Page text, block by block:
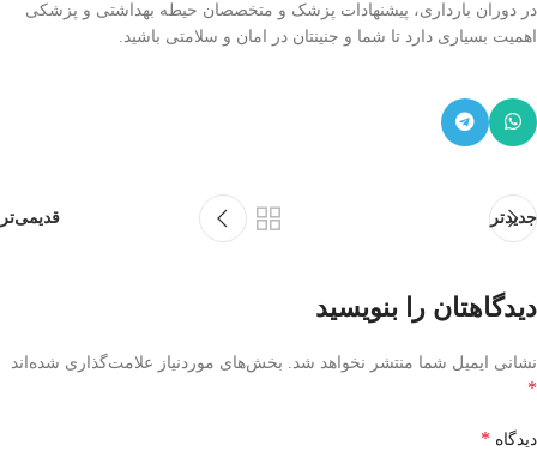
در دوران بارداری، پیشنهادات پزشک و متخصصان حیطه بهداشتی و پزشکی
اهمیت بسیاری دارد تا شما و جنینتان در امان و سلامتی باشید.
جدیدتر قدیمی‌تر
دیدگاهتان را بنویسید
نشانی ایمیل شما منتشر نخواهد شد. بخش‌های موردنیاز علامت‌گذاری شده‌اند
*
دیدگاه *